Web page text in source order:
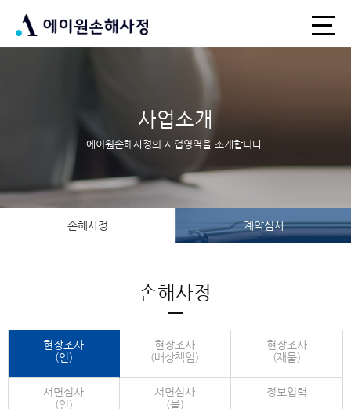
사업소개
에이원손해사정의 사업영역을 소개합니다.
손해사정 계약심사
손해사정
현장조사
(인)
현장조사
(배상책임)
현장조사
(재물)
서면심사
(인)
서면심사
(물)
정보입력